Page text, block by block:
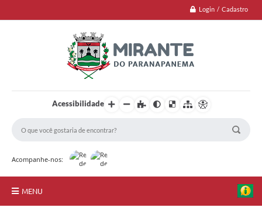
Login / Cadastro
Acessibilidade
Acompanhe-nos:
MENU